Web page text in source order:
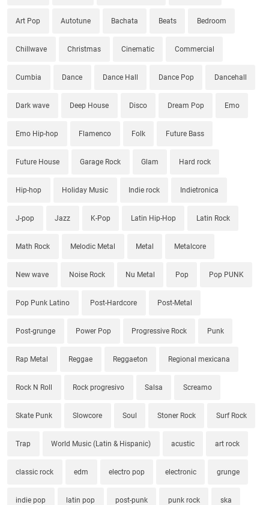
Art Pop Autotune Bachata Beats Bedroom
Chillwave Christmas Cinematic Commercial
Cumbia Dance Dance Hall Dance Pop Dancehall
Dark wave Deep House Disco Dream Pop Emo
Emo Hip-hop Flamenco Folk Future Bass
Future House Garage Rock Glam Hard rock
Hip-hop Holiday Music Indie rock Indietronica
J-pop Jazz K-Pop Latin Hip-Hop Latin Rock
Math Rock Melodic Metal Metal Metalcore
New wave Noise Rock Nu Metal Pop Pop PUNK
Pop Punk Latino Post-Hardcore Post-Metal
Post-grunge Power Pop Progressive Rock Punk
Rap Metal Reggae Reggaeton Regional mexicana
Rock N Roll Rock progresivo Salsa Screamo
Skate Punk Slowcore Soul Stoner Rock Surf Rock
Trap World Music (Latin & Hispanic) acustic art rock
classic rock edm electro pop electronic grunge
indie pop latin pop post-punk punk rock ska